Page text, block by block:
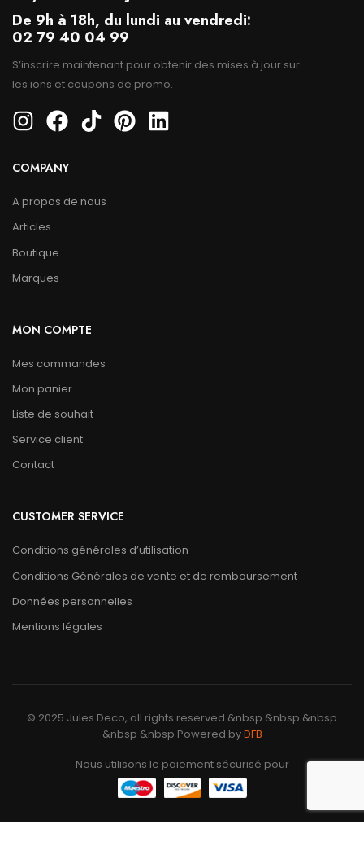
De 9h à 18h, du lundi au vendredi:
02 79 40 04 99
S’inscrire maintenant pour obtenir des mises à jour sur
les ions et coupons de promo.
COMPANY
A propos de nous
Articles
Boutique
Marques
MON COMPTE
Mes commandes
Mon panier
Liste de souhait
Service client
Contact
CUSTOMER SERVICE
Conditions générales d’utilisation
Conditions Générales de vente et de remboursement
Données personnelles
Mentions légales
© 2025 Jules Deco, all rights reserved &nbsp &nbsp &nbsp
&nbsp &nbsp Powered byDFB
Nous utilisons le paiement sécurisé pour